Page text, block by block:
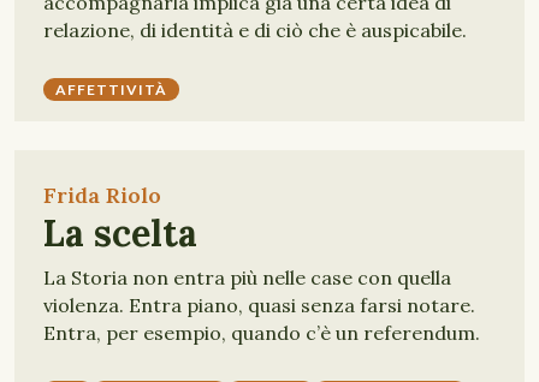
relazione, di identità e di ciò che è auspicabile.
AFFETTIVITÀ
Frida Riolo
La scelta
La Storia non entra più nelle case con quella
violenza. Entra piano, quasi senza farsi notare.
Entra, per esempio, quando c’è un referendum.